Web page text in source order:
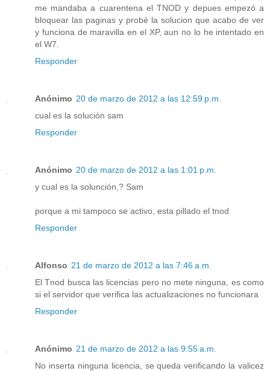
me mandaba a cuarentena el TNOD y depues empezó a
bloquear las paginas y probé la solucion que acabo de ver
y funciona de maravilla en el XP, aun no lo he intentado en
el W7.
Responder
Anónimo 20 de marzo de 2012 a las 12:59 p.m.
cual es la solución sam
Responder
Anónimo 20 de marzo de 2012 a las 1:01 p.m.
y cual es la solunción,? Sam
porque a mi tampoco se activo, esta pillado el tnod
Responder
Alfonso 21 de marzo de 2012 a las 7:46 a.m.
El Tnod busca las licencias pero no mete ninguna, es como
si el servidor que verifica las actualizaciones no funcionara
Responder
Anónimo 21 de marzo de 2012 a las 9:55 a.m.
No inserta ninguna licencia, se queda verificando la valicez